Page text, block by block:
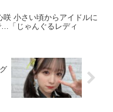
咲 小さい頃からアイドルに
「じゃんぐるレディ